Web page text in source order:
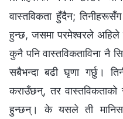
वास्तविकता हुँदैन; तिनीहरूसँग
हुन्छ, जसमा परमेश्‍वरले अहिले
कुनै पनि वास्तविकताविना नै
सबैभन्दा बढी घृणा गर्छु।
कराउँछन्, तर वास्तविकताको
हुन्छन्। के यसले ती